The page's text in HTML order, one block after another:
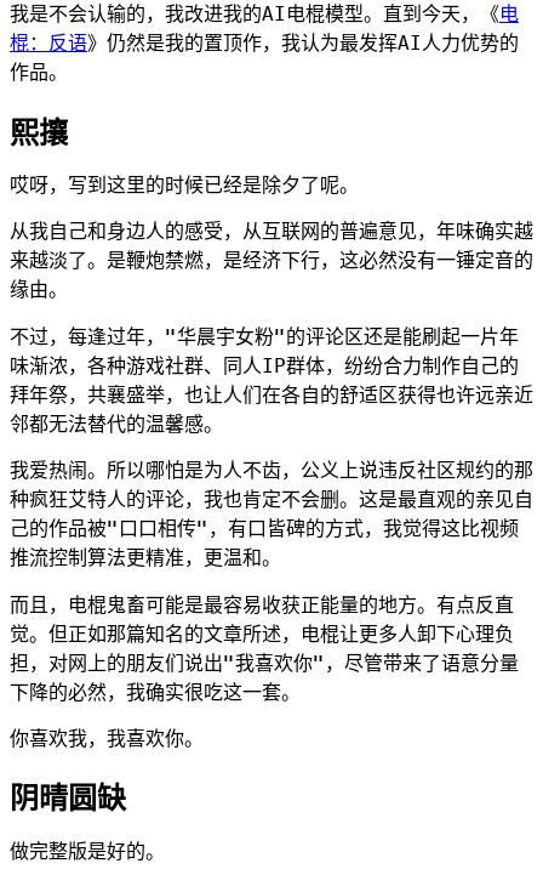
我是不会认输的，我改进我的AI电棍模型。直到今天，《电
棍：反语》仍然是我的置顶作，我认为最发挥AI人力优势的
作品。
熙攘
哎呀，写到这里的时候已经是除夕了呢。
从我自己和身边人的感受，从互联网的普遍意见，年味确实越
来越淡了。是鞭炮禁燃，是经济下行，这必然没有一锤定音的
缘由。
不过，每逢过年，"华晨宇女粉"的评论区还是能刷起一片年
味渐浓，各种游戏社群、同人IP群体，纷纷合力制作自己的
拜年祭，共襄盛举，也让人们在各自的舒适区获得也许远亲近
邻都无法替代的温馨感。
我爱热闹。所以哪怕是为人不齿，公义上说违反社区规约的那
种疯狂艾特人的评论，我也肯定不会删。这是最直观的亲见自
己的作品被"口口相传"，有口皆碑的方式，我觉得这比视频
推流控制算法更精准，更温和。
而且，电棍鬼畜可能是最容易收获正能量的地方。有点反直
觉。但正如那篇知名的文章所述，电棍让更多人卸下心理负
担，对网上的朋友们说出"我喜欢你"，尽管带来了语意分量
下降的必然，我确实很吃这一套。
你喜欢我，我喜欢你。
阴晴圆缺
做完整版是好的。